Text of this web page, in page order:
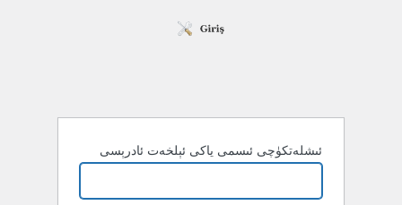
ئىشلەتكۈچى ئىسمى ياكى ئېلخەت ئادرېسى